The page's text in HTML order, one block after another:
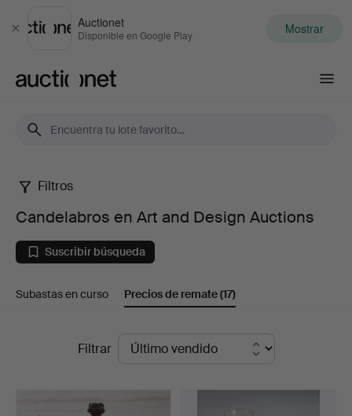
Cerrar
Auctionet
Disponible en Google Play Mostrar
Candelabros
en
Art
and
Design
Filtros
Candelabros en Art and Design Auctions
Suscribir búsqueda
Subastas en curso Precios de remate(17)
Filtrar